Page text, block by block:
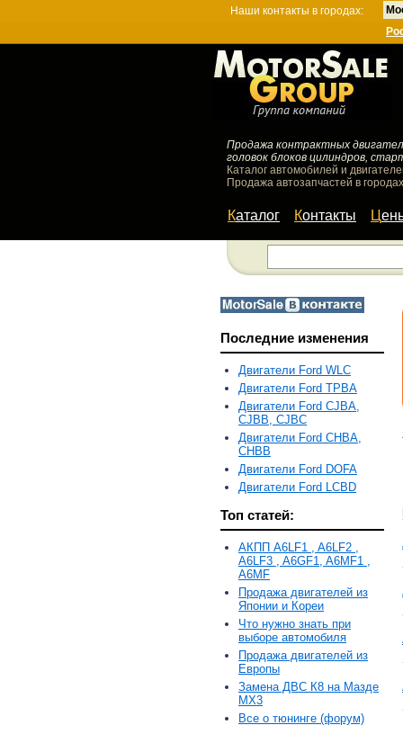
Наши контакты в городах:
Продажа контрактных
головок блоков цилиндров,
Каталог автомобилей и
Продажа автозапчастей в
Каталог Контакты
Последние изменения
Двигатели Ford WLC
Двигатели Ford TPBA
Двигатели Ford CJBA,
CJBB, CJBC
Двигатели Ford CHBA,
CHBB
Двигатели Ford DOFA
Двигатели Ford LCBD
Топ статей:
АКПП A6LF1 , A6LF2 ,
A6LF3 , A6GF1, A6MF1 ,
A6MF
Продажа двигателей из
Японии и Кореи
Что нужно знать при
выборе автомобиля
Продажа двигателей из
Европы
Замена ДВС К8 на Мазде
MX3
Все о тюнинге (форум)